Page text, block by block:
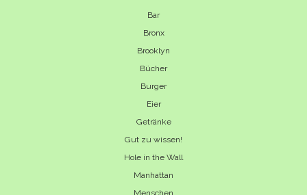
Bar
Bronx
Brooklyn
Bücher
Burger
Eier
Getränke
Gut zu wissen!
Hole in the Wall
Manhattan
Menschen